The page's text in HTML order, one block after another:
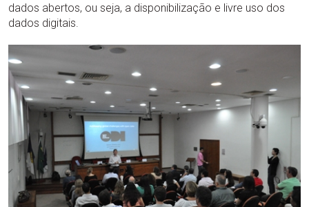
dados abertos, ou seja, a disponibilização e livre uso dos
dados digitais.